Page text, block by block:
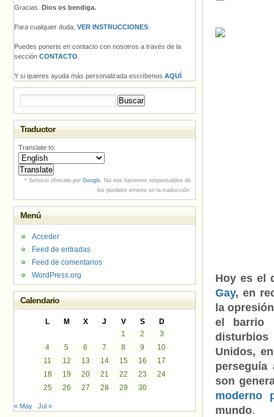
Hoy es el
Gay, en
la
el barrio
Unidos,
son
moderno
mundo.
Gracias. Dios os bendiga.
Para cualquier duda, VER INSTRUCCIONES
Puedes ponerte en contacto con nosotros a través de la
sección CONTACTO
Y si quieres ayuda más personalizada escríbenos AQUÍ
Traductor
Translate to:
* Servicio ofrecido por Google. No nos hacemos responsables de
los posibles errores en la traducción.
Menú
Acceder
Feed de entradas
Feed de comentarios
WordPress.org
Calendario
L M X J V S
D
1
2
3
4
5 6 7 8 9
10
11
12 13 14 15 16
17
18
19 20 21 22 23
24
25
26 27 28 29 30
« May Jul »